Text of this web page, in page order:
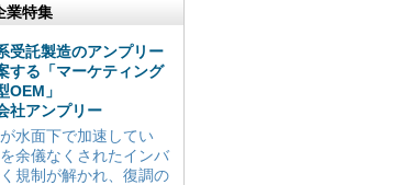
業特集
受託製造のアンプリー
する「マーケティング
OEM」
社アンプリー
水面下で加速してい
余儀なくされたインバ
規制が解かれ、復調の